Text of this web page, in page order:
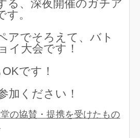
る、深夜開催のガチア
。
アでそろえて、バト
イ大会です！
です！
加ください！
の協賛・提携を受けたもの